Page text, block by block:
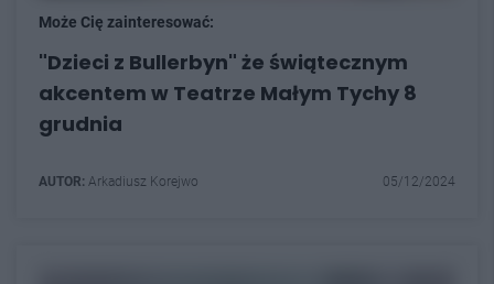
Może Cię zainteresować:
"Dzieci z Bullerbyn" że świątecznym
akcentem w Teatrze Małym Tychy 8
grudnia
AUTOR: Arkadiusz Korejwo 05/12/2024